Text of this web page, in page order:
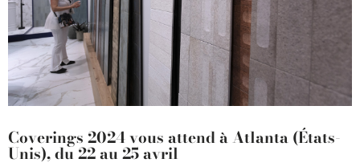
Coverings 2024 vous attend à Atlanta (États-
Unis), du 22 au 25 avril